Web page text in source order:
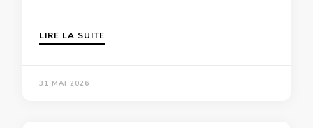
LIRE LA SUITE
31 MAI 2026